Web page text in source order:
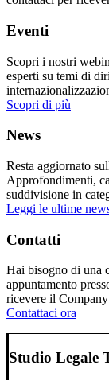
Eventi
Scopri i nostri
esperti su temi di
Scopri di più
News
Resta aggiornato
Approfondimenti,
suddivisione in
Leggi le ultime
Contatti
Hai bisogno di una
appuntamento
ricevere il
Contattaci ora
Studio Legale